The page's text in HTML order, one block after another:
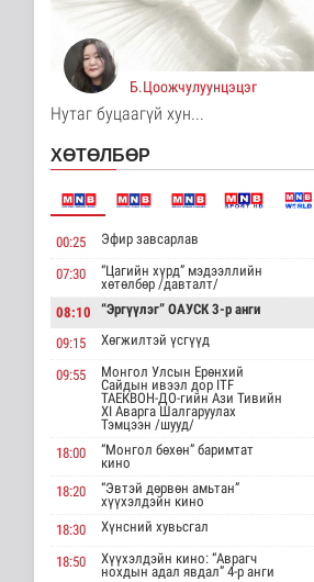
ЗГ: Санхүүгийн
хэмнэлтийн горимд
эрүүл мэндийн с..
17 цаг 13 минутын өмнө
ЗГ: Автобензин, дизель
17 цаг 17 минутын өмнө
Авто замын барилгын
74.5 ху..
Нийгэм
17 цаг 22 минутын өмнө
тахлын байгалийн
голомтын та..
Нийгэм
18 цаг 51 минутын өмнө
элсэлтийг E-Mongolia-
аар зохион..
Нийгэм
18 цаг 5 минутын өмнө
Б.Цоожчулуунцэцэг
Нутаг буцаагүй хун...
ХӨТӨЛБӨР
00:25 Эфир завсарлав
07:30
“Цагийн хүрд” мэдээллийн
хөтөлбөр /давталт/
08:10
“Эргүүлэг” ОАУСК 3-р анги
09:15 Хөгжилтэй үсгүүд
09:55
Монгол Улсын Ерөнхий
Сайдын ивээл дор ITF
ТАЕКВОН-ДО-гийн Ази Тивийн
XI Аварга Шалгаруулах
Тэмцээн /шууд/
18:00
“Монгол бөхөн” баримтат
кино
18:20
“Эвтэй дөрвөн амьтан”
хүүхэлдэйн кино
18:30
Хүнсний хувьсгал
18:50
Хүүхэлдэйн кино: “Аврагч
нохдын адал явдал” 4-р анги